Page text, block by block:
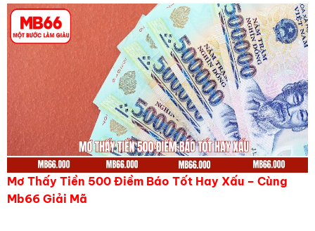
Mơ Thấy Tiền 500 Điềm Báo Tốt Hay Xấu – Cùng
Mb66 Giải Mã